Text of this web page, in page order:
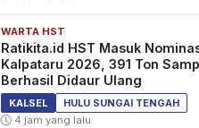
WARTA HST
Ratikita.id HST Masuk
Kalpataru 2026, 391 Ton
Berhasil Didaur Ulang
KALSEL
HULU SUNGAI TENGAH
4 jam yang lalu